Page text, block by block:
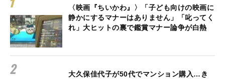
〈映画『ちいかわ』〉「子ども向けの映画に
静かにするマナーはありません」「叱ってく
れ」大ヒットの裏で鑑賞マナー論争が白熱
大久保佳代子が50代でマンション購入…き